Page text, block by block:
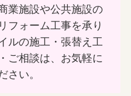
業施設や公共施設の
フォーム工事を承り
ルの施工・張替え工
ご相談は、お気軽に
さい。